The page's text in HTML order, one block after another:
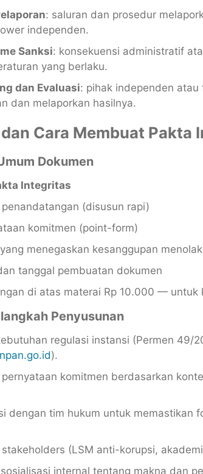
: saluran dan prosedur
independen.
Sanksi: konsekuensi administratif
yang berlaku.
dan Evaluasi: pihak independen
dan melaporkan hasilnya.
Cara Membuat Pakta
Dokumen
Integritas
(disusun rapi)
komitmen (point-form)
menegaskan kesanggupan
tanggal pembuatan dokumen
di atas materai Rp 10.000 — untuk
Penyusunan
regulasi instansi (Permen 49/
).
pernyataan komitmen berdasarkan
dengan tim hukum untuk memastikan
(LSM anti-korupsi,
internal tentang makna dan